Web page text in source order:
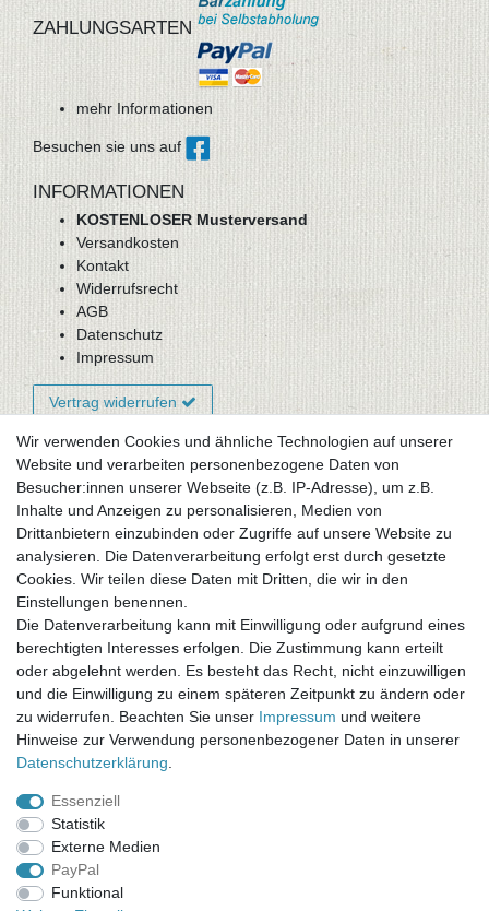
ZAHLUNGSARTEN
mehr Informationen
Besuchen sie uns auf
INFORMATIONEN
KOSTENLOSER Musterversand
Versandkosten
Kontakt
Widerrufsrecht
AGB
Datenschutz
Impressum
Vertrag widerrufen
Newsletter-Anmeldung
FAQ / Fragen
Mein Warenkorb
Mein Merkzettel
Mein Konto
UNSER LADENGESCHÄFT
Gottlieb-Daimler-Str. 10
33334 Gütersloh
ÖFFNUNGSZEITEN
Montag - Dienstag: 8.00 - 18.00 Uhr, Mittwoch Ruhetag,
Donnerstag: 8.00 - 18.00 Uhr, Freitag 8.00 - 14.00 Uhr
KUNDENSERVICE
Telefon: (05241) 403 22 38
E-Mail: info@stoffamstueck.de
Wir verwenden Cookies und ähnliche Technologien auf unserer
Website und verarbeiten personenbezogene Daten von
Besucher:innen unserer Webseite (z.B. IP-Adresse), um z.B.
Inhalte und Anzeigen zu personalisieren, Medien von
Drittanbietern einzubinden oder Zugriffe auf unsere Website zu
analysieren. Die Datenverarbeitung erfolgt erst durch gesetzte
Cookies. Wir teilen diese Daten mit Dritten, die wir in den
Einstellungen benennen.
Die Datenverarbeitung kann mit Einwilligung oder aufgrund eines
berechtigten Interesses erfolgen. Die Zustimmung kann erteilt
oder abgelehnt werden. Es besteht das Recht, nicht einzuwilligen
und die Einwilligung zu einem späteren Zeitpunkt zu ändern oder
zu widerrufen. Beachten Sie unser Impressum und weitere
Hinweise zur Verwendung personenbezogener Daten in unserer
Daten­schutz­erklärung
Essenziell
Statistik
Externe Medien
PayPal
Funktional